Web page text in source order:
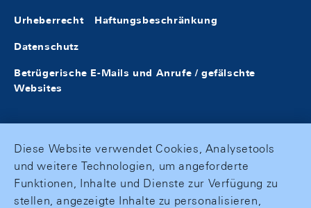
Urheberrecht Haftungsbeschränkung
Datenschutz
Betrügerische E-Mails und Anrufe / gefälschte
Websites
Diese Website verwendet Cookies, Analysetools
und weitere Technologien, um angeforderte
Funktionen, Inhalte und Dienste zur Verfügung zu
stellen, angezeigte Inhalte zu personalisieren,